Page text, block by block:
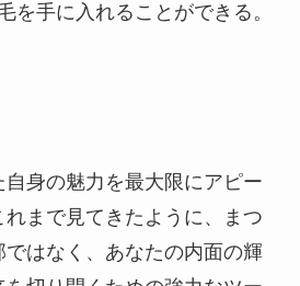
を手に入れることができる。
身の魅力を最大限にアピー
まで見てきたように、まつ
はなく、あなたの内面の輝